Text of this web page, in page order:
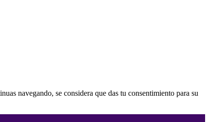
navegando, se considera que das tu consentimiento para su